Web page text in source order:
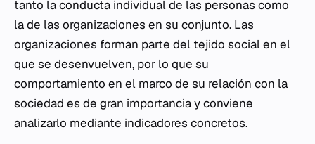
tanto la conducta individual de las personas como
la de las organizaciones en su conjunto. Las
organizaciones forman parte del tejido social en el
que se desenvuelven, por lo que su
comportamiento en el marco de su relación con la
sociedad es de gran importancia y conviene
analizarlo mediante indicadores concretos.